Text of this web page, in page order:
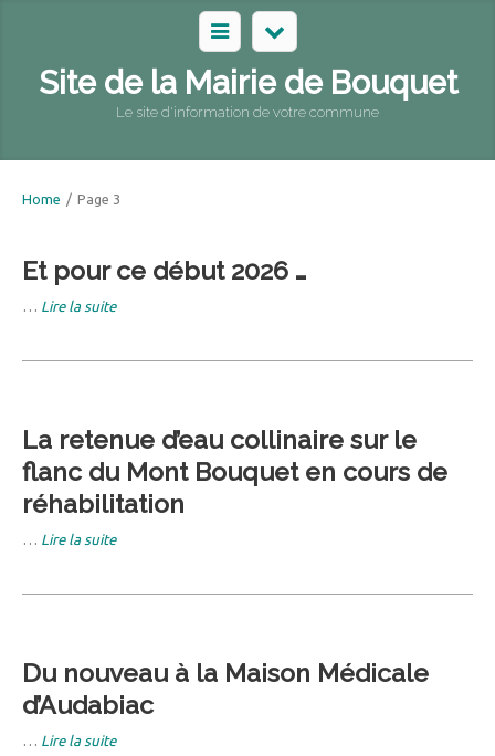
Site de la Mairie de Bouquet
Le site d'information de votre commune
Home / Page 3
Et pour ce début 2026 …
… Lire la suite
La retenue d’eau collinaire sur le
flanc du Mont Bouquet en cours de
réhabilitation
… Lire la suite
Du nouveau à la Maison Médicale
d’Audabiac
… Lire la suite